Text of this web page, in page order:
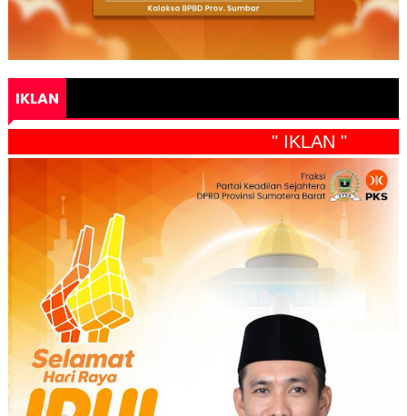
IKLAN
" IKLAN "